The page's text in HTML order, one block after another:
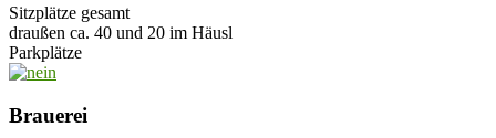
Sitzplätze gesamt
draußen ca. 40 und 20 im Häusl
Parkplätze
Brauerei